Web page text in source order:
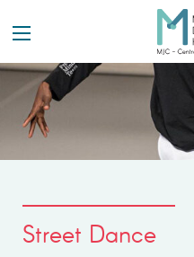
Street Dance
Panneau de gestion des cookies